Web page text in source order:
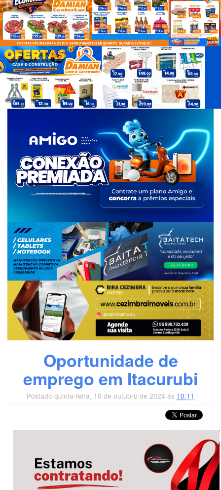
d
e
a
g
s
Oportunidade de
emprego em Itacurubi
Postado quinta-feira, 10 de outubro de 2024 ás 10:11